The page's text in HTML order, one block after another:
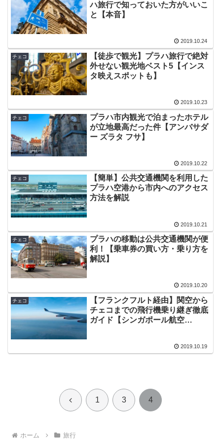
ハ旅行で知っておいた方がいいこ
と【本音】
2019.10.24
チェコ
【徒歩で観光】プラハ旅行で絶対
外せない観光地ベスト5【インス
タ映えスポットも】
2019.10.23
チェコ
プラハ市内観光で泊まったホテル
が立地最高だった件【アンバサダ
ー ズラタ フサ】
2019.10.22
チェコ
【簡単】公共交通機関を利用した
プラハ空港から市内へのアクセス
方法を解説
2019.10.21
チェコ
プラハの移動は公共交通機関が便
利！【乗車券の買い方・乗り方を
解説】
2019.10.20
チェコ
【フランクフルト経由】関空から
チェコまでの飛行機乗り継ぎ徹底
ガイド【シンガポール航空
2019.10.19
前 1 3 4
ホーム 旅行